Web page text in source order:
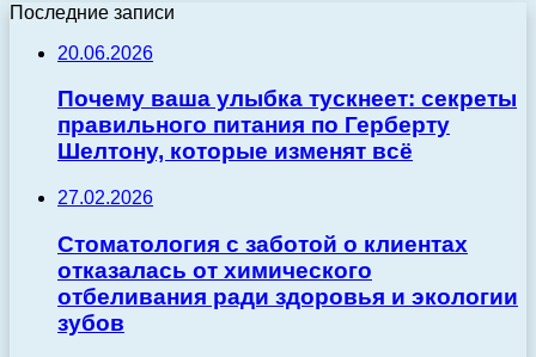
Последние записи
20.06.2026
Почему ваша улыбка тускнеет: секреты
правильного питания по Герберту
Шелтону, которые изменят всё
27.02.2026
Стоматология с заботой о клиентах
отказалась от химического
отбеливания ради здоровья и экологии
зубов